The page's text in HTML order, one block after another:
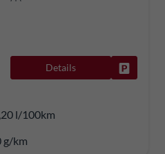
Details
l/100km
g/km